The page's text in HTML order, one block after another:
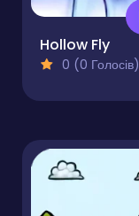
Hollow Fly
0 (0 Голосів)